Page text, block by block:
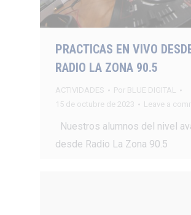
PRACTICAS EN VIVO
RADIO LA ZONA 90.5
ACTIVIDADES Por BLUE DIGITAL
15 de octubre de 2023
Leave a
Nuestros alumnos del nivel
desde Radio La Zona 90.5